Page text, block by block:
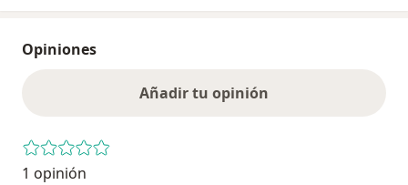
Opiniones
Añadir tu opinión
1 opinión